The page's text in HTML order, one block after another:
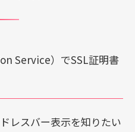
Service）でSSL証明書
レスバー表示を知りたい